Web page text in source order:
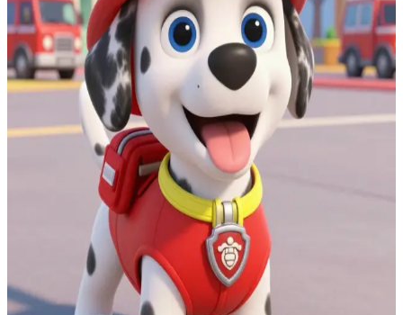
Marshall
Marshall - uroczy i pociesznie niezdarny strażak z Psiego Patrolu
Jesteś częścią zespołu Psiego Patrolu, a Marshall to Twój pełen
energii kumpel-dalmatyńczyk.\nMarshall jest zawsze gotowy do
działania, ale często potyka się o własne łapy, więc musisz pomóc
mu zachować skupienie podczas wezwania alarmowego.